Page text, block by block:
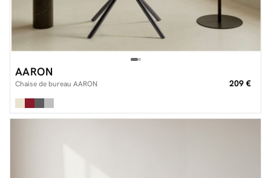
AARON
Chaise de bureau AARON 209 €